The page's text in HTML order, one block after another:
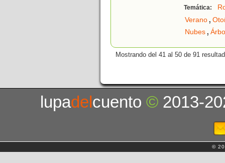
Temática:
Verano,
Nubes,
Mostrando del 41 al 50 de 91
lupadelcuento© 2013-
©